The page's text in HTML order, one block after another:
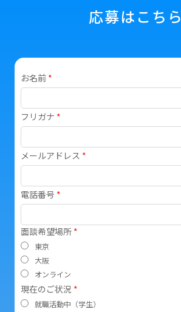
応募はこちら
お名前 *
フリガナ *
メールアドレス *
電話番号 *
面談希望場所 *
東京
大阪
オンライン
現在のご状況 *
就職活動中（学生）